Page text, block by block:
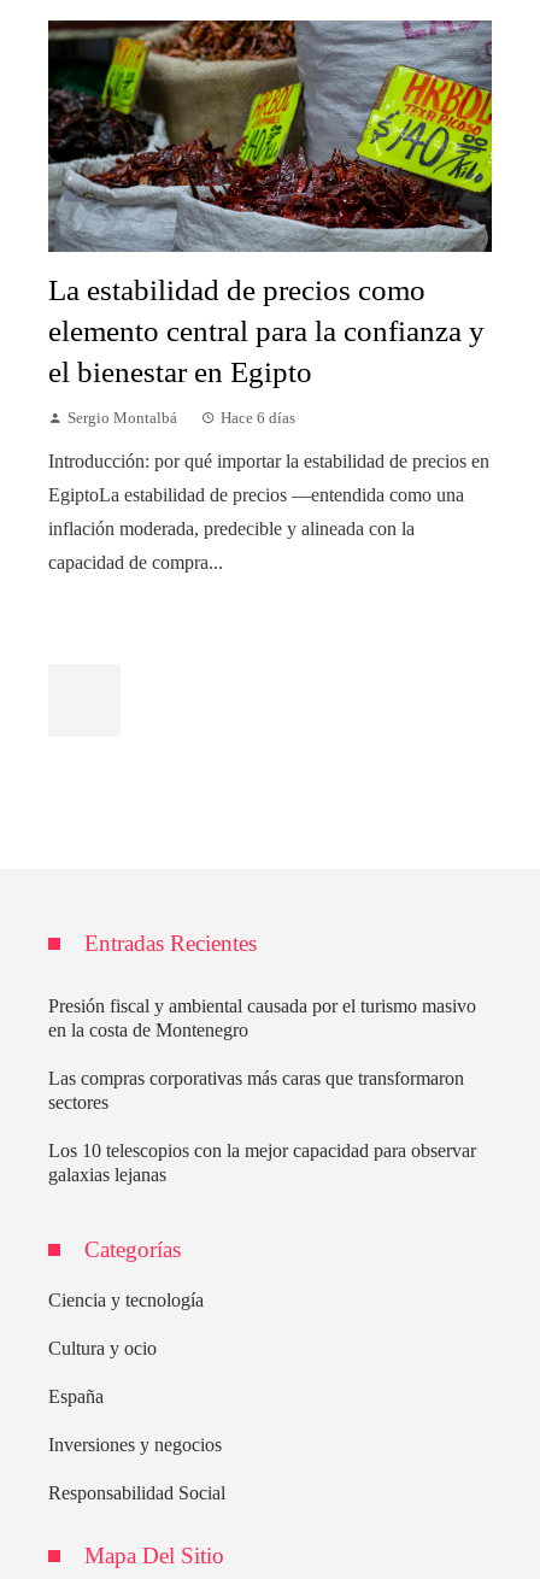
La estabilidad de precios como
elemento central para la confianza y
el bienestar en Egipto
Sergio Montalbá Hace 6 días
Introducción: por qué importar la estabilidad de precios en
EgiptoLa estabilidad de precios —entendida como una
inflación moderada, predecible y alineada con la
capacidad de compra...
Entradas Recientes
Presión fiscal y ambiental causada por el turismo masivo
en la costa de Montenegro
Las compras corporativas más caras que transformaron
sectores
Los 10 telescopios con la mejor capacidad para observar
galaxias lejanas
Categorías
Ciencia y tecnología
Cultura y ocio
España
Inversiones y negocios
Responsabilidad Social
Mapa Del Sitio